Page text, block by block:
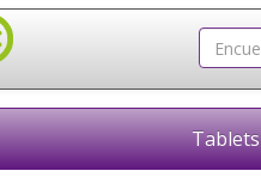
Tablets